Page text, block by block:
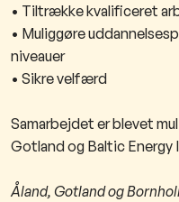
• Tiltrække kvalificeret
• Muliggøre
niveauer
• Sikre velfærd
Samarbejdet er blevet
Gotland og Baltic Energy
Åland, Gotland og